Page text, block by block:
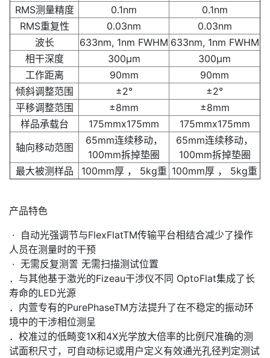
RMS测量精度
0.1nm
0.1nm
RMS重复性
0.03nm
0.03nm
波长
633nm, 1nm FWHM 633nm, 1nm FWHM
相干深度
300µm
300µm
工作距离
90mm
90mm
倾斜调整范围
±2°
±2°
平移调整范围
±8mm
±8mm
样品承载台
175mmx175mm
175mmx175mm
轴向移动范图
65mm连续移动，
100mm拆掉垫圈
65mm连续移动，
100mm拆掉垫圈
最大被测样品
100mm厚 ， 5kg重 100mm厚 ， 5kg重
产品特色
· 自动光强调节与FlexFlatTM传输平台相结合减少了操作
人员在测量时的干预
· 无需反复测詈 无需扫描测试位置
．与其他基于激光的Fizeau干涉仪不同 OptoFlat集成了长
寿命的LED光源
．内萱专有的PurePhaseTM方法提升了在不稳定的振动环
境中的干涉相位测呈
．校准过的低畸变1X和4X光学放大倍率的比例尺准确的测
试面积尺寸，可自动标记或用户定义有效通光孔径判定测试